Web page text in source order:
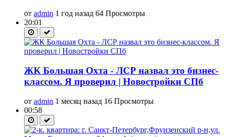
от admin 1 год назад 64 Просмотры
20:01
ЖК Большая Охта - ЛСР назвал это бизнес-
классом. Я проверил | Новостройки СПб
от admin 1 месяц назад 16 Просмотры
00:58